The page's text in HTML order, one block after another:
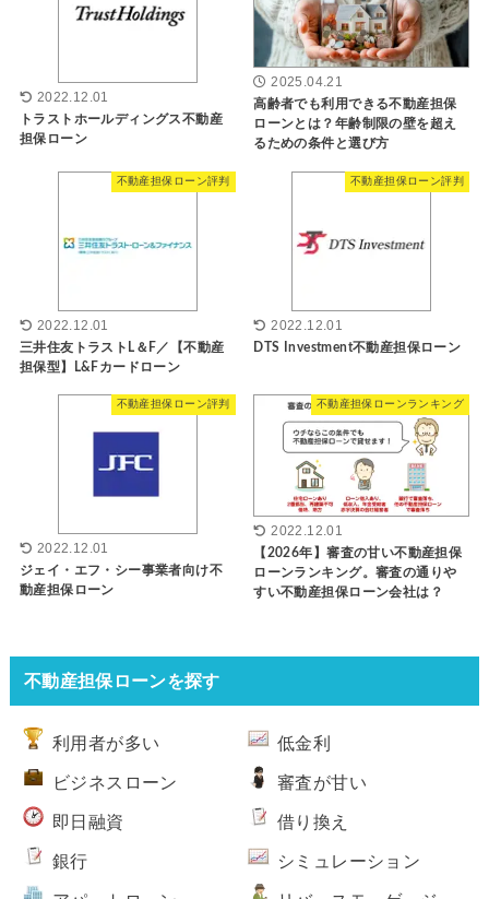
2022.12.01
トラストホールディングス不動産
担保ローン
2025.04.21
高齢者でも利用できる不動産担保
ローンとは？年齢制限の壁を超え
るための条件と選び方
不動産担保ローン評判
2022.12.01
三井住友トラストL＆F／【不動産
担保型】L&Fカードローン
不動産担保ローン評判
2022.12.01
DTS Investment不動産担保ローン
不動産担保ローン評判
2022.12.01
ジェイ・エフ・シー事業者向け不
動産担保ローン
不動産担保ローンランキング
2022.12.01
【2026年】審査の甘い不動産担保
ローンランキング。審査の通りや
すい不動産担保ローン会社は？
不動産担保ローンを探す
利用者が多い 低金利
ビジネスローン 審査が甘い
即日融資 借り換え
銀行 シミュレーション